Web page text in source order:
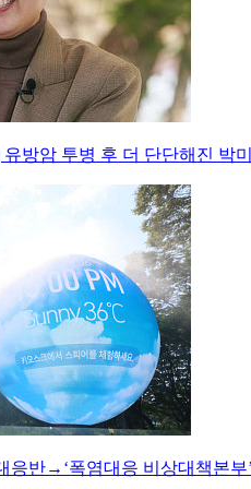
방암 투병 후 더 단단해진 박
응반→‘폭염대응 비상대책본부